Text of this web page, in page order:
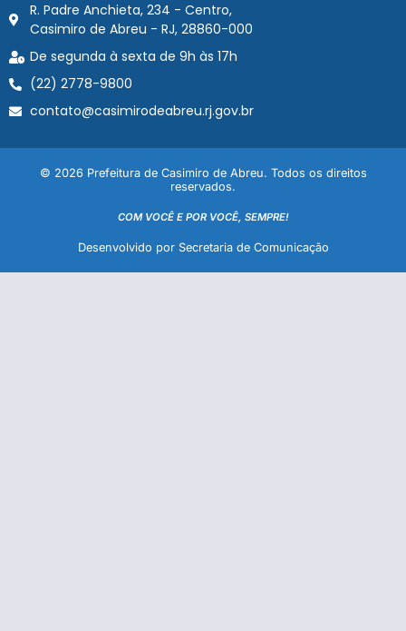
R. Padre Anchieta, 234 - Centro,
Casimiro de Abreu - RJ, 28860-000
De segunda à sexta de 9h às 17h
(22) 2778-9800
contato@casimirodeabreu.rj.gov.br
© 2026 Prefeitura de Casimiro de Abreu. Todos os direitos
reservados.
COM VOCÊ E POR VOCÊ, SEMPRE!
Desenvolvido por Secretaria de Comunicação